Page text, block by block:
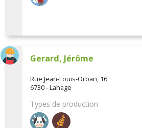
Gerard, Jérôme
Rue Jean-Louis-Orban, 16
6730 - Lahage
Types de production